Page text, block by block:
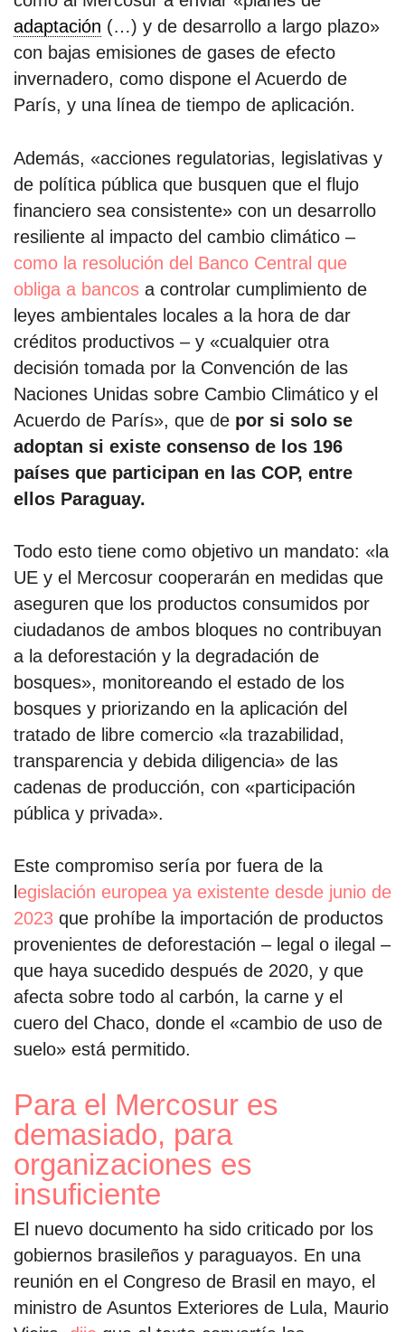
adaptación (…) y de desarrollo a largo plazo»
con bajas emisiones de gases de efecto
invernadero, como dispone el Acuerdo de
París, y una línea de tiempo de aplicación.
Además, «acciones regulatorias, legislativas y
de política pública que busquen que el flujo
financiero sea consistente» con un desarrollo
resiliente al impacto del cambio climático –
como la resolución del Banco Central que
obliga a bancos a controlar cumplimiento de
leyes ambientales locales a la hora de dar
créditos productivos – y «cualquier otra
decisión tomada por la Convención de las
Naciones Unidas sobre Cambio Climático y el
Acuerdo de París», que de por si solo se
adoptan si existe consenso de los 196
países que participan en las COP, entre
ellos Paraguay.
Todo esto tiene como objetivo un mandato: «la
UE y el Mercosur cooperarán en medidas que
aseguren que los productos consumidos por
ciudadanos de ambos bloques no contribuyan
a la deforestación y la degradación de
bosques», monitoreando el estado de los
bosques y priorizando en la aplicación del
tratado de libre comercio «la trazabilidad,
transparencia y debida diligencia» de las
cadenas de producción, con «participación
pública y privada».
Este compromiso sería por fuera de la
egislación europea ya existente desde junio de
2023 que prohíbe la importación de productos
provenientes de deforestación – legal o ilegal –
que haya sucedido después de 2020, y que
afecta sobre todo al carbón, la carne y el
cuero del Chaco, donde el «cambio de uso de
suelo» está permitido.
Para el Mercosur es
demasiado, para
organizaciones es
insuficiente
El nuevo documento ha sido criticado por los
gobiernos brasileños y paraguayos. En una
reunión en el Congreso de Brasil en mayo, el
ministro de Asuntos Exteriores de Lula, Maurio